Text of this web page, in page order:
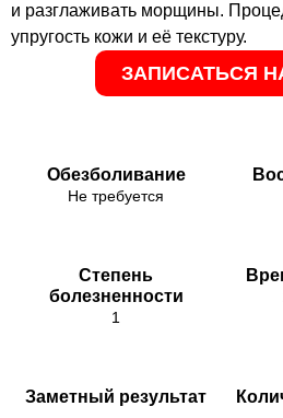
и разглаживать морщины.
упругость кожи и её текстуру.
ЗАПИСАТЬСЯ
Обезболивание
Не требуется
Степень
болезненности
1
Заметный результат